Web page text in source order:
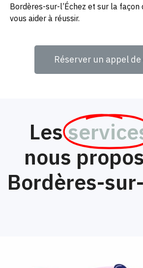
Bordères-sur-l’Échez et sur la façon
vous aider à réussir.
Réserver un appel
Les
nous
Bordères-